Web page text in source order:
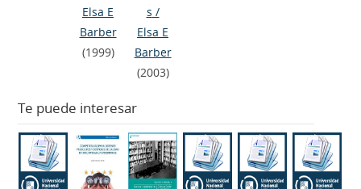
Elsa E
Barber
(1999)
s /
Elsa E
Barber
(2003)
Te puede interesar